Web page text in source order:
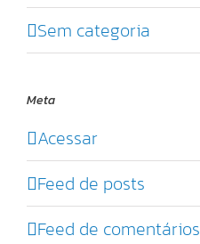
Sem categoria
Meta
Acessar
Feed de posts
Feed de comentários